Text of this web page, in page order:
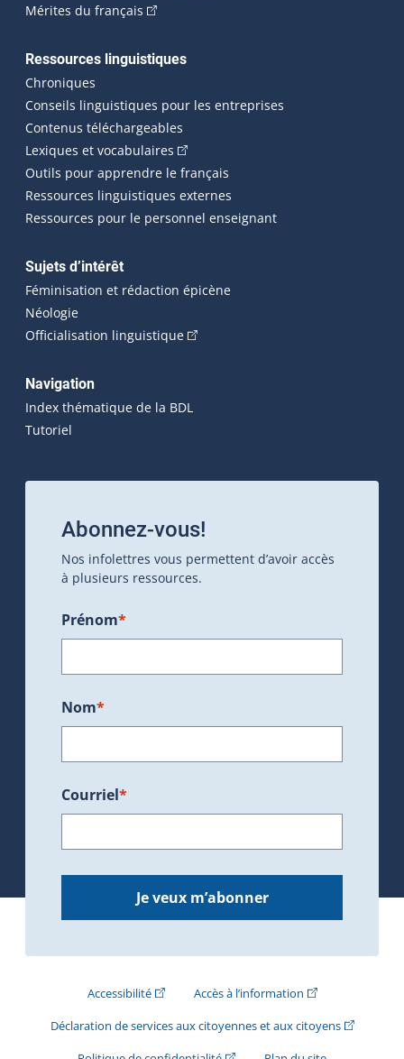
Mérites du français (Cet hyperlien externe s'ouvrira dans une
Ressources linguistiques
Chroniques
Conseils linguistiques pour les entreprises
Contenus téléchargeables
Lexiques et vocabulaires (Cet hyperlien externe s'ouvrira
Outils pour apprendre le français
Ressources linguistiques externes
Ressources pour le personnel enseignant
Sujets d’intérêt
Féminisation et rédaction épicène
Néologie
Officialisation linguistique(Cet hyperlien externe s'ouvrira
Navigation
Index thématique de la BDL
Tutoriel
Abonnez-vous!
Nos infolettres vous permettent d’avoir accès
à plusieurs ressources.
Prénom*
Nom*
Courriel*
Je veux m’abonner
Accessibilité(Cet hyperlien externe s'ouvrira dans une
Accès à l’information(Cet hyperlien
Déclaration de services aux citoyennes et aux citoyens(Cet